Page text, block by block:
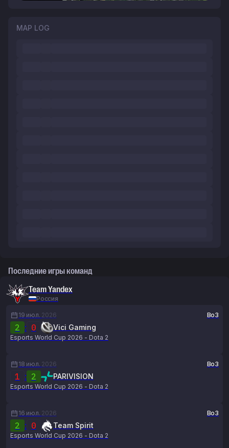
MAP LOG
Последние игры команд
Team Yandex
Россия
19 июл. 2026 Bo3
2 : 0 Vici Gaming
Esports World Cup 2026 - Dota 2
18 июл. 2026 Bo3
1 : 2 PARIVISION
Esports World Cup 2026 - Dota 2
16 июл. 2026 Bo3
2 : 0 Team Spirit
Esports World Cup 2026 - Dota 2